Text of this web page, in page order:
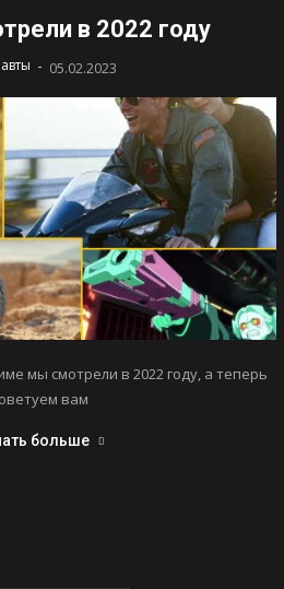
в 2022 году
- 05.02.2023
мы смотрели в 2022 году, а теперь
вам
больше